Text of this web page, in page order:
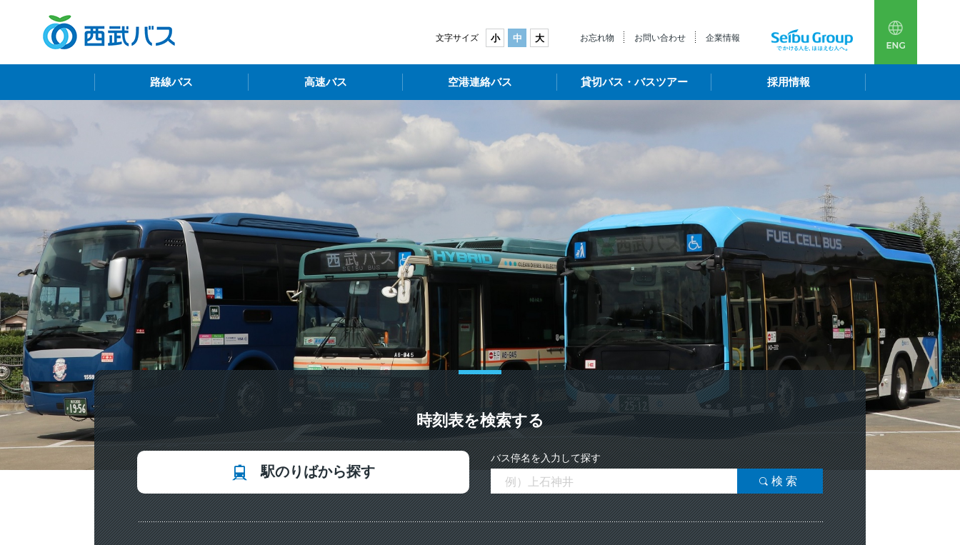
文字サイズ 小 中 大 お忘れ物 お問い合わせ 企業情報
路線バス 高速バス 空港連絡バス 貸切バス・バスツアー 採用情報
時刻表を検索する
駅のりばから探す
バス停名を入力して探す
検索